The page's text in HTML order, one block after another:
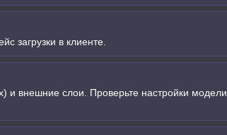
загрузки в клиенте.
и внешние слои. Проверьте настройки модели